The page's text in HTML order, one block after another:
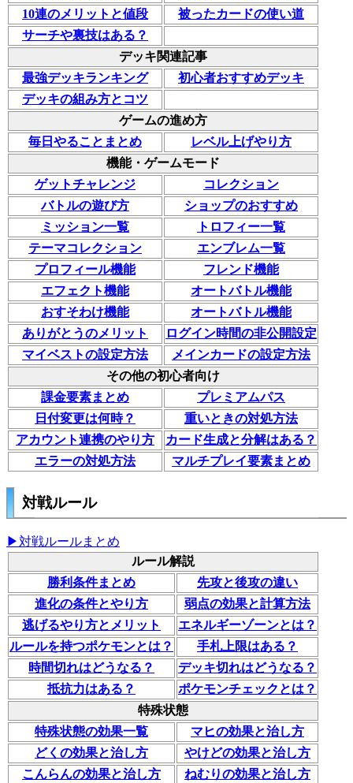
10連のメリットと値段
被ったカードの使い道
サーチや裏技はある？
デッキ関連記事
最強デッキランキング
初心者おすすめデッキ
デッキの組み方とコツ
ゲームの進め方
毎日やることまとめ
レベル上げやり方
機能・ゲームモード
ゲットチャレンジ
コレクション
バトルの遊び方
ショップのおすすめ
ミッション一覧
トロフィー一覧
テーマコレクション
エンブレム一覧
プロフィール機能
フレンド機能
エフェクト機能
オートバトル機能
おすそわけ機能
オートバトル機能
ありがとうのメリット
ログイン時間の非公開設定
マイベストの設定方法
メインカードの設定方法
その他の初心者向け
課金要素まとめ
プレミアムパス
日付変更は何時？
重いときの対処方法
アカウント連携のやり方
カード生成と分解はある？
エラーの対処方法
マルチプレイ要素まとめ
対戦ルール
▶対戦ルールまとめ
ルール解説
勝利条件まとめ
先攻と後攻の違い
進化の条件とやり方
弱点の効果と計算方法
逃げるやり方とメリット
エネルギーゾーンとは？
ルールを持つポケモンとは？
手札上限はある？
時間切れはどうなる？
デッキ切れはどうなる？
抵抗力はある？
ポケモンチェックとは？
特殊状態
特殊状態の効果一覧
マヒの効果と治し方
どくの効果と治し方
やけどの効果と治し方
こんらんの効果と治し方
ねむりの効果と治し方